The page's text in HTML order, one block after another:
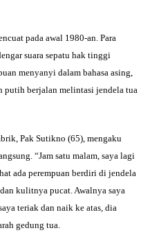
pada awal 1980-an. Para
suara sepatu hak tinggi
menyanyi dalam bahasa asing,
putih berjalan melintasi jendela tua
Pak Sutikno (65), mengaku
“Jam satu malam, saya lagi
ada perempuan berdiri di jendela
kulitnya pucat. Awalnya saya
teriak dan naik ke atas, dia
gedung tua.